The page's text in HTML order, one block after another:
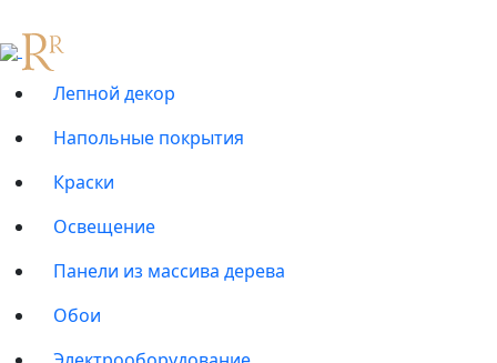
Лепной декор
Напольные покрытия
Краски
Освещение
Панели из массива дерева
Обои